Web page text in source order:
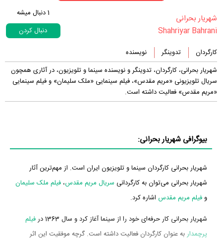
‏شهریار بحرانی‏
Shahriyar Bahrani
1دنبال میشه
دنبال کردن
کارگردان
تدوینگر
نویسنده
شهریار بحرانی، کارگردان، تدوینگر و نویسنده سینما و تلویزیون، در آثاری همچون
سریال تلویزیونی «مریم مقدس»، فیلم سینمایی «ملک سلیمان» و فیلم سینمایی
«مریم مقدس» فعالیت داشته است.
بیوگرافی شهریار بحرانی:
شهریار بحرانی کارگردان سینما و تلویزیون ایران است. از مهم‌ترین آثار
شهریار بحرانی می‌توان به کارگردانی سریال مریم مقدس، فیلم ملک سلیمان
وفیلم مریم مقدس اشاره کرد.
شهریار بحرانی کار حرفه‌ای خود را از سینما آغاز کرد و سال 1363 در
فیلم
پرچمداربه عنوان کارگردان فعالیت داشته است. گرچه موفقیت این اثر